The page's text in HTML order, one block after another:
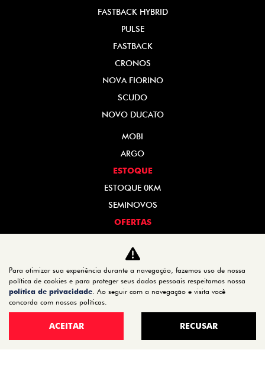
FASTBACK HYBRID
PULSE
FASTBACK
CRONOS
NOVA FIORINO
SCUDO
NOVO DUCATO
MOBI
ARGO
ESTOQUE
ESTOQUE 0KM
SEMINOVOS
OFERTAS
SERVIÇOS
REVISÃO
PEÇAS E ACESSÓRIOS
MANUAL DO VEÍCULO
Para otimizar sua experiência durante a navegação, fazemos uso de nossa
política de cookies e para proteger seus dados pessoais respeitamos nossa
política de privacidade. Ao seguir com a navegação e visita você
concorda com nossas políticas.
ACEITAR RECUSAR